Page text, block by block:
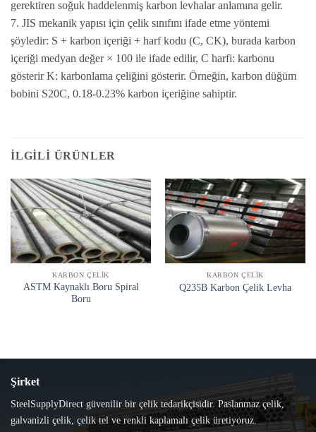
gerektiren soğuk haddelenmiş karbon levhalar anlamına gelir.
7. JIS mekanik yapısı için çelik sınıfını ifade etme yöntemi
şöyledir: S + karbon içeriği + harf kodu (C, CK), burada karbon
içeriği medyan değer × 100 ile ifade edilir, C harfi: karbonu
gösterir K: karbonlama çeliğini gösterir. Örneğin, karbon düğüm
bobini S20C, 0.18-0.23% karbon içeriğine sahiptir.
İLGILI ÜRÜNLER
KARBON ÇELIK
ASTM Kaynaklı Boru Spiral
Boru
KARBON ÇELIK
Q235B Karbon Çelik Levha
Şirket
SteelSupplyDirect güvenilir bir çelik tedarikçisidir. Paslanmaz çelik,
galvanizli çelik, çelik tel ve renkli kaplamalı çelik üretiyoruz.